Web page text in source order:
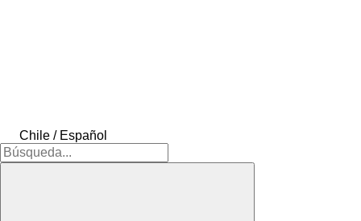
Chile / Español